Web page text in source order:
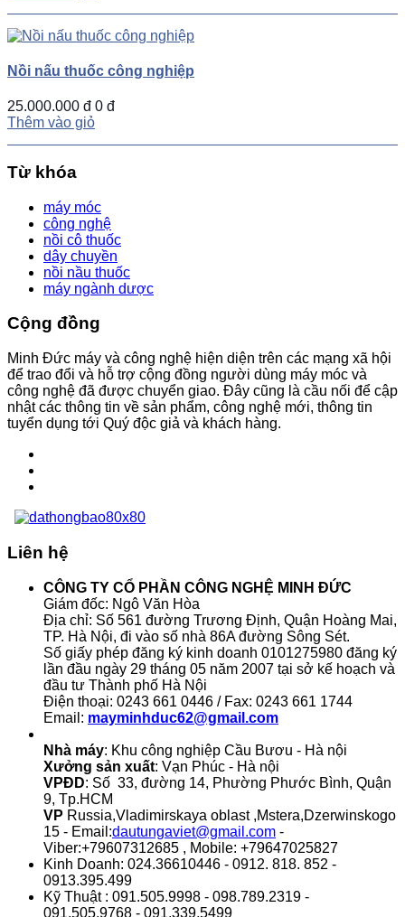
Nồi nấu thuốc công nghiệp
25.000.000 đ 0 đ
Thêm vào giỏ
Từ khóa
máy móc
công nghệ
nồi cô thuốc
dây chuyền
nồi nầu thuốc
máy ngành dược
Cộng đồng
Minh Đức máy và công nghệ hiện diện trên các mạng xã hội
để trao đổi và hỗ trợ cộng đồng người dùng máy móc và
công nghệ đã được chuyển giao. Đây cũng là cầu nối để cập
nhật các thông tin về sản phẩm, công nghệ mới, thông tin
tuyển dụng tới Quý độc giả và khách hàng.
Liên hệ
CÔNG TY CỔ PHẦN CÔNG NGHỆ MINH ĐỨC
Giám đốc: Ngô Văn Hòa
Địa chỉ: Số 561 đường Trương Định, Quận Hoàng Mai,
TP. Hà Nội, đi vào số nhà 86A đường Sông Sét.
Số giấy phép đăng ký kinh doanh 0101275980 đăng ký
lần đầu ngày 29 tháng 05 năm 2007 tại sở kế hoạch và
đầu tư Thành phố Hà Nội
Điện thoại: 0243 661 0446 / Fax: 0243 661 1744
Email: mayminhduc62@gmail.com
Nhà máy: Khu công nghiệp Cầu Bươu - Hà nội
Xưởng sản xuất: Vạn Phúc - Hà nội
VPĐD: Số 33, đường 14, Phường Phước Bình, Quận
9, Tp.HCM
VP Russia,Vladimirskaya oblast ,Mstera,Dzerwinskogo
15 - Email:dautungaviet@gmail.com -
Viber:+79607312685 , Mobile: +79647025827
Kinh Doanh: 024.36610446 - 0912. 818. 852 -
0913.395.499
Kỹ Thuật : 091.505.9998 - 098.789.2319 -
091.505.9768 - 091.339.5499